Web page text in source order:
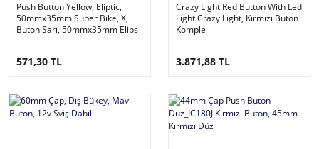
Push Button Yellow, Eliptic,
50mmx35mm Super Bike, X,
Buton Sarı, 50mmx35mm Elips
571,30 TL
Crazy Light Red Button With Led
Light Crazy Light, Kırmızı Buton
Komple
3.871,88 TL